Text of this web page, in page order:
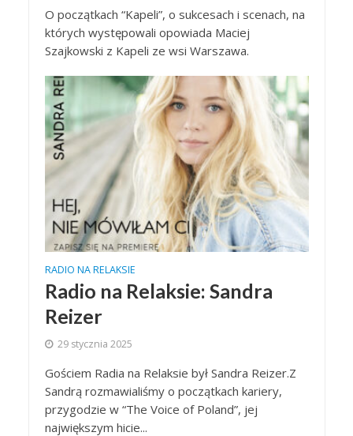
O początkach “Kapeli”, o sukcesach i scenach, na
których występowali opowiada Maciej
Szajkowski z Kapeli ze wsi Warszawa.
RADIO NA RELAKSIE
Radio na Relaksie: Sandra
Reizer
29 stycznia 2025
Gościem Radia na Relaksie był Sandra Reizer.Z
Sandrą rozmawialiśmy o początkach kariery,
przygodzie w “The Voice of Poland”, jej
największym hicie...